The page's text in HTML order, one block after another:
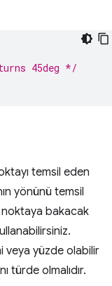
45deg */
temsil eden
yönünü temsil
noktaya bakacak
veya yüzde olabilir
türde olmalıdır.